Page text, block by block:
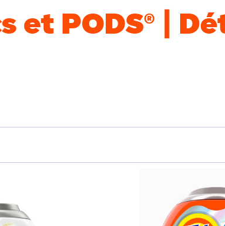
et PODS® |